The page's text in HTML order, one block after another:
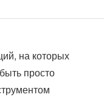
на которых
просто